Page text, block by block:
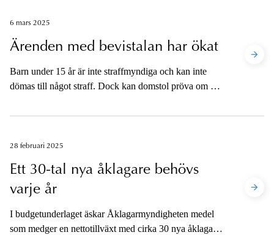
inkomna brottsmisstankar inom kategorin särskilt
resurskrävande brott kommer att öka med sex procent
de kommande fyra åren.
6 mars 2025
Ärenden med bevistalan har ökat
Barn under 15 år är inte straffmyndiga och kan inte
dömas till något straff. Dock kan domstol pröva om de
kallad bevistalan. Genom en lagändring 2023 har
Nu visar statistik att antalet ärenden med bevistalan
28 februari 2025
Ett 30-tal nya åklagare behövs
varje år
I budgetunderlaget äskar Åklagarmyndigheten medel
som medger en nettotillväxt med cirka 30 nya åklagare